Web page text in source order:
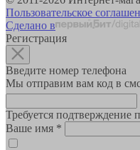
Пользовательское
Сделано в
Регистрация
Введите номер телефона
Мы отправим вам код в
Требуется подтверждение
Ваше имя *